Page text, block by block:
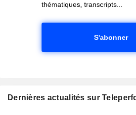
thématiques, transcripts...
S'abonner
Dernières actualités sur